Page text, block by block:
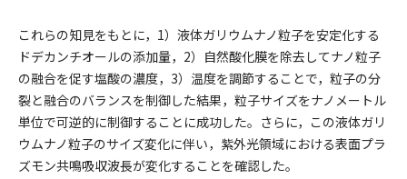
これらの知見をもとに，1）液体ガリウムナノ粒子を安定化する
ドデカンチオールの添加量，2）自然酸化膜を除去してナノ粒子
の融合を促す塩酸の濃度，3）温度を調節することで，粒子の分
裂と融合のバランスを制御した結果，粒子サイズをナノメートル
単位で可逆的に制御することに成功した。さらに，この液体ガリ
ウムナノ粒子のサイズ変化に伴い，紫外光領域における表面プラ
ズモン共鳴吸収波長が変化することを確認した。